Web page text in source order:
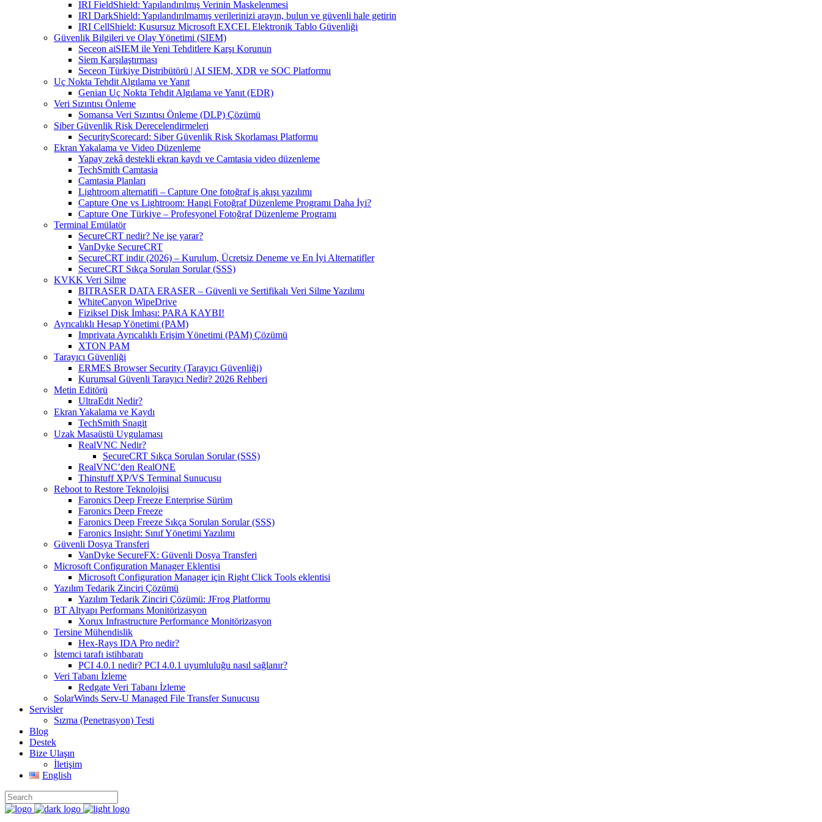
IRI FieldShield: Yapılandırılmış Verinin Maskelenmesi
IRI DarkShield: Yapılandırılmamış verilerinizi arayın, bulun ve güvenli hale getirin
IRI CellShield: Kusursuz Microsoft EXCEL Elektronik Tablo Güvenliği
Güvenlik Bilgileri ve Olay Yönetimi (SIEM)
Seceon aiSIEM ile Yeni Tehditlere Karşı Korunun
Siem Karşılaştırması
Seceon Türkiye Distribütörü | AI SIEM, XDR ve SOC Platformu
Uç Nokta Tehdit Algılama ve Yanıt
Genian Uç Nokta Tehdit Algılama ve Yanıt (EDR)
Veri Sızıntısı Önleme
Somansa Veri Sızıntısı Önleme (DLP) Çözümü
Siber Güvenlik Risk Derecelendirmeleri
SecurityScorecard: Siber Güvenlik Risk Skorlaması Platformu
Ekran Yakalama ve Video Düzenleme
Yapay zekâ destekli ekran kaydı ve Camtasia video düzenleme
TechSmith Camtasia
Camtasia Planları
Lightroom alternatifi – Capture One fotoğraf iş akışı yazılımı
Capture One vs Lightroom: Hangi Fotoğraf Düzenleme Programı Daha İyi?
Capture One Türkiye – Profesyonel Fotoğraf Düzenleme Programı
Terminal Emülatör
SecureCRT nedir? Ne işe yarar?
VanDyke SecureCRT
SecureCRT indir (2026) – Kurulum, Ücretsiz Deneme ve En İyi Alternatifler
SecureCRT Sıkça Sorulan Sorular (SSS)
KVKK Veri Silme
BITRASER DATA ERASER – Güvenli ve Sertifikalı Veri Silme Yazılımı
WhiteCanyon WipeDrive
Fiziksel Disk İmhası: PARA KAYBI!
Ayrıcalıklı Hesap Yönetimi (PAM)
Imprivata Ayrıcalıklı Erişim Yönetimi (PAM) Çözümü
XTON PAM
Tarayıcı Güvenliği
ERMES Browser Security (Tarayıcı Güvenliği)
Kurumsal Güvenli Tarayıcı Nedir? 2026 Rehberi
Metin Editörü
UltraEdit Nedir?
Ekran Yakalama ve Kaydı
TechSmith Snagit
Uzak Masaüstü Uygulaması
RealVNC Nedir?
SecureCRT Sıkça Sorulan Sorular (SSS)
RealVNC’den RealONE
Thinstuff XP/VS Terminal Sunucusu
Reboot to Restore Teknolojisi
Faronics Deep Freeze Enterprise Sürüm
Faronics Deep Freeze
Faronics Deep Freeze Sıkça Sorulan Sorular (SSS)
Faronics Insight: Sınıf Yönetimi Yazılımı
Güvenli Dosya Transferi
VanDyke SecureFX: Güvenli Dosya Transferi
Microsoft Configuration Manager Eklentisi
Microsoft Configuration Manager için Right Click Tools eklentisi
Yazılım Tedarik Zinciri Çözümü
Yazılım Tedarik Zinciri Çözümü: JFrog Platformu
BT Altyapı Performans Monitörizasyon
Xorux Infrastructure Performance Monitörizasyon
Tersine Mühendislik
Hex-Rays IDA Pro nedir?
İstemci tarafı istihbaratı
PCI 4.0.1 nedir? PCI 4.0.1 uyumluluğu nasıl sağlanır?
Veri Tabanı İzleme
Redgate Veri Tabanı İzleme
SolarWinds Serv-U Managed File Transfer Sunucusu
Servisler
Sızma (Penetrasyon) Testi
Blog
Destek
Bize Ulaşın
İletişim
English